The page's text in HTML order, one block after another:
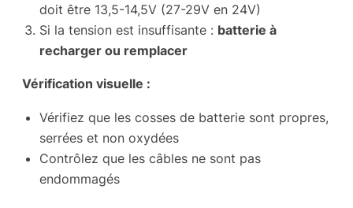
doit être 13,5-14,5V (27-29V en 24V)
Si la tension est insuffisante : batterie à
recharger ou remplacer
Vérification visuelle :
Vérifiez que les cosses de batterie sont propres,
serrées et non oxydées
Contrôlez que les câbles ne sont pas
endommagés